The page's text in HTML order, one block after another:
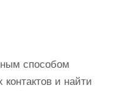
способом
и найти